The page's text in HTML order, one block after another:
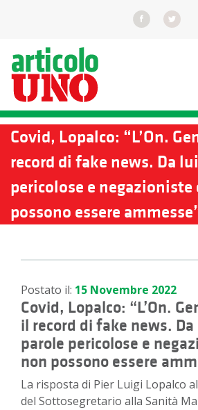
Covid, Lopalco: “L’On.
record di fake news. Da
pericolose e negazioniste
possono essere
Postato il: 15 Novembre 2022
Covid, Lopalco: “L’On.
il record di fake news.
parole pericolose e
non possono essere
La risposta di Pier Luigi Lopalco
del Sottosegretario alla Sanità